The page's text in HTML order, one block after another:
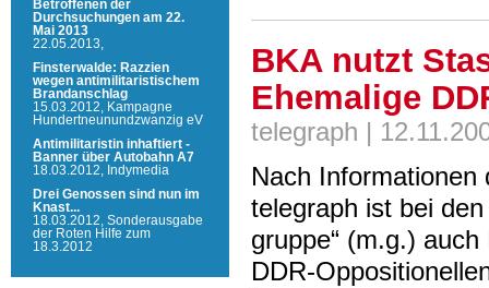
BKA nutzt
Ehemalige
telegraph |
Nach
telegraph ist bei
gruppe“ (m.g.)
DDR-
Betroffenen der
Durchsuchungen am 22.
Mai 2013
22.05.2013,
Finsterwalde: Razzien
wegen antimilitaristischem
Brandanschlag
15.03.2012,
Kampagne
Hundertneunundzwanzig eV
Antimilitaristin inhaftiert -
Banner über Autobahn A7
18.03.2012,
Indymedia
Drei Genossen sind nun im
Knast...
18.03.2012, Sonderausgabe
der Roten Hilfe zum
18.3.2012